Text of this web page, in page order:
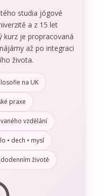
studia jógové
a z 15 let
kurz je propracovaná
až po integraci
života.
na UK
praxe
vzdělání
• dech • mysl
životě